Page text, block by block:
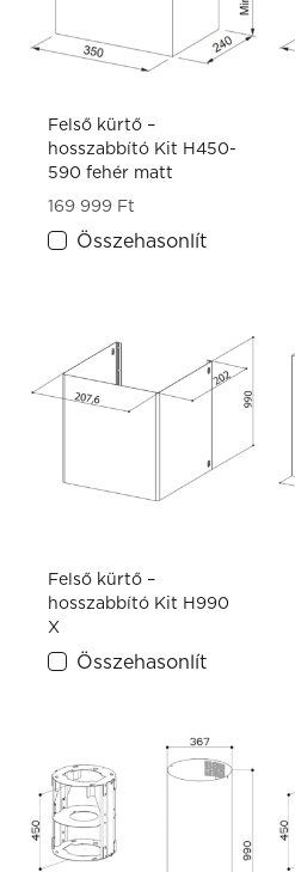
Felső kürtő –
hosszabbító Kit H450-
590 fehér matt
169 999 Ft
Összehasonlít
Felső kürtő –
hosszabbító Kit H990
X
Összehasonlít